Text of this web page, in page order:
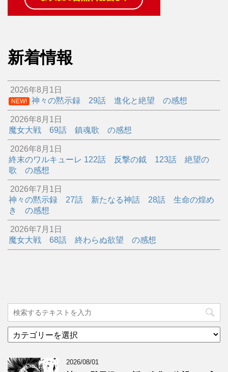
新着情報
2026年8月1日
NEW! 神々の黙示録 29話 進化と絶望 の感想
2026年8月1日
魔女大戦 69話 鎮魂歌 の感想
2026年8月1日
終末のワルキューレ 122話 反撃の鉞 123話 絶望の
歌 の感想
2026年7月1日
神々の黙示録 27話 新たなる神話 28話 生命の煌め
き の感想
2026年7月1日
魔女大戦 68話 終わらぬ欲望 の感想
テ
リ
2026/08/01